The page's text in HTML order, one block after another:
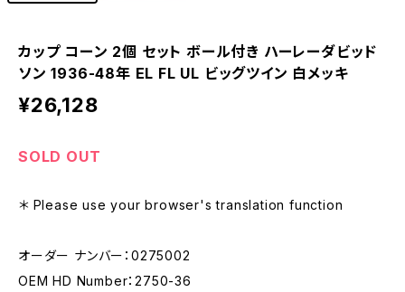
カップ コーン 2個 セット ボール付き ハーレーダビッド
ソン 1936-48年 EL FL UL ビッグツイン 白メッキ
¥26,128
SOLD OUT
＊ Please use your browser's translation function
オーダー ナンバー：0275002
OEM HD Number：2750-36